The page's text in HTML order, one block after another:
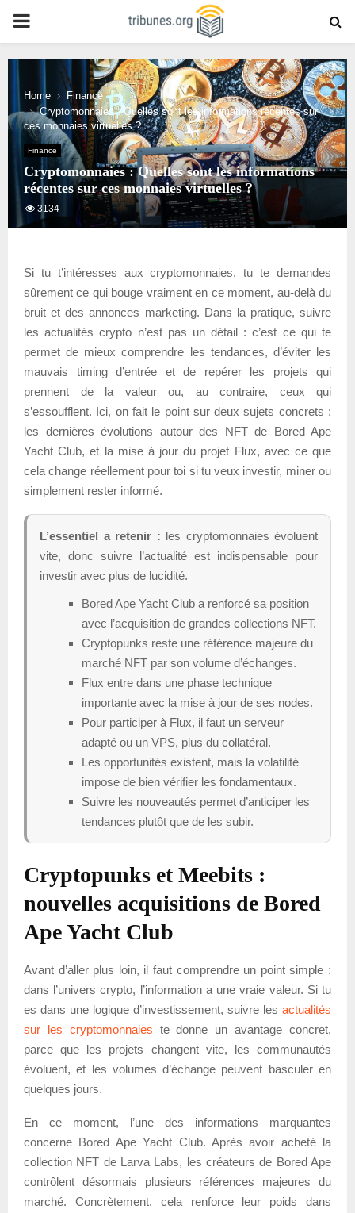
PRIMARY
MENU
Home
Finance
Cryptomonnaies : Quelles sont les informations récentes sur
ces monnaies virtuelles ?
Finance
Cryptomonnaies : Quelles sont les informations
récentes sur ces monnaies virtuelles ?
3134
Si tu t’intéresses aux cryptomonnaies, tu te demandes
sûrement ce qui bouge vraiment en ce moment, au-delà du
bruit et des annonces marketing. Dans la pratique, suivre
les actualités crypto n’est pas un détail : c’est ce qui te
permet de mieux comprendre les tendances, d’éviter les
mauvais timing d’entrée et de repérer les projets qui
prennent de la valeur ou, au contraire, ceux qui
s’essoufflent. Ici, on fait le point sur deux sujets concrets :
les dernières évolutions autour des NFT de Bored Ape
Yacht Club, et la mise à jour du projet Flux, avec ce que
cela change réellement pour toi si tu veux investir, miner ou
simplement rester informé.
L’essentiel a retenir : les cryptomonnaies évoluent
vite, donc suivre l’actualité est indispensable pour
investir avec plus de lucidité.
Bored Ape Yacht Club a renforcé sa position
avec l’acquisition de grandes collections NFT.
Cryptopunks reste une référence majeure du
marché NFT par son volume d’échanges.
Flux entre dans une phase technique
importante avec la mise à jour de ses nodes.
Pour participer à Flux, il faut un serveur
adapté ou un VPS, plus du collatéral.
Les opportunités existent, mais la volatilité
impose de bien vérifier les fondamentaux.
Suivre les nouveautés permet d’anticiper les
tendances plutôt que de les subir.
Cryptopunks et Meebits :
nouvelles acquisitions de Bored
Ape Yacht Club
Avant d’aller plus loin, il faut comprendre un point simple :
dans l’univers crypto, l’information a une vraie valeur. Si tu
es dans une logique d’investissement, suivre les actualités
sur les cryptomonnaies te donne un avantage concret,
parce que les projets changent vite, les communautés
évoluent, et les volumes d’échange peuvent basculer en
quelques jours.
En ce moment, l’une des informations marquantes
concerne Bored Ape Yacht Club. Après avoir acheté la
collection NFT de Larva Labs, les créateurs de Bored Ape
contrôlent désormais plusieurs références majeures du
marché. Concrètement, cela renforce leur poids dans